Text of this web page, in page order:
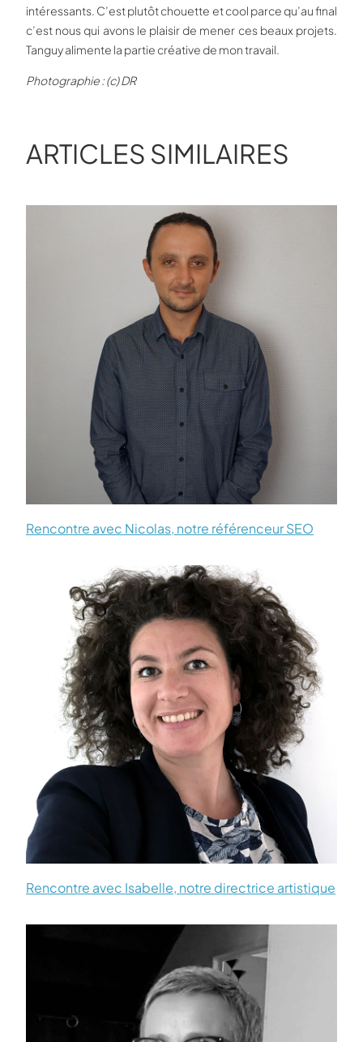
intéressants. C’est plutôt chouette et cool parce qu’au final
c’est nous qui avons le plaisir de mener ces beaux projets.
Tanguy alimente la partie créative de mon travail.
Photographie : (c) DR
ARTICLES SIMILAIRES
Rencontre avec Nicolas, notre référenceur SEO
Rencontre avec Isabelle, notre directrice artistique